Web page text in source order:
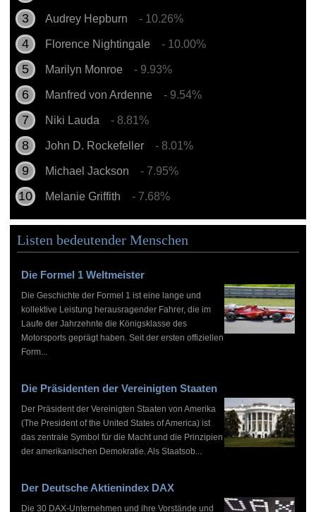
Audrey Hepburn - 10.26%
Florence Nightingale - 10.00%
Marilyn Monroe - 9.93%
Manfred von Ardenne - 9.54%
Niki Lauda - 8.81%
John D. Rockefeller - 8.01%
Michael Jackson - 7.95%
Melanie Griffith - 7.68%
Listen bedeutender Menschen
Die Formel 1 Weltmeister
Die Geschichte der Formel 1 ist eine lange und
kollektive Leistung herausragender Fahrer, die im
Laufe der Jahrzehnte die Königsklasse des
Motorsports geprägt haben. Seit der ersten offiziellen
Form...
Die Präsidenten der Vereinigten Staaten
Der Präsident der Vereinigten Staaten von Amerika
(The President of the United States of America) ist
das zentrale Symbol für die Macht und die Prinzipien
der amerikanischen Demokratie. Als Staatsob...
Der Deutsche Aktienindex DAX
Die 30 DAX-Unternehmen und ihre Vorstände und